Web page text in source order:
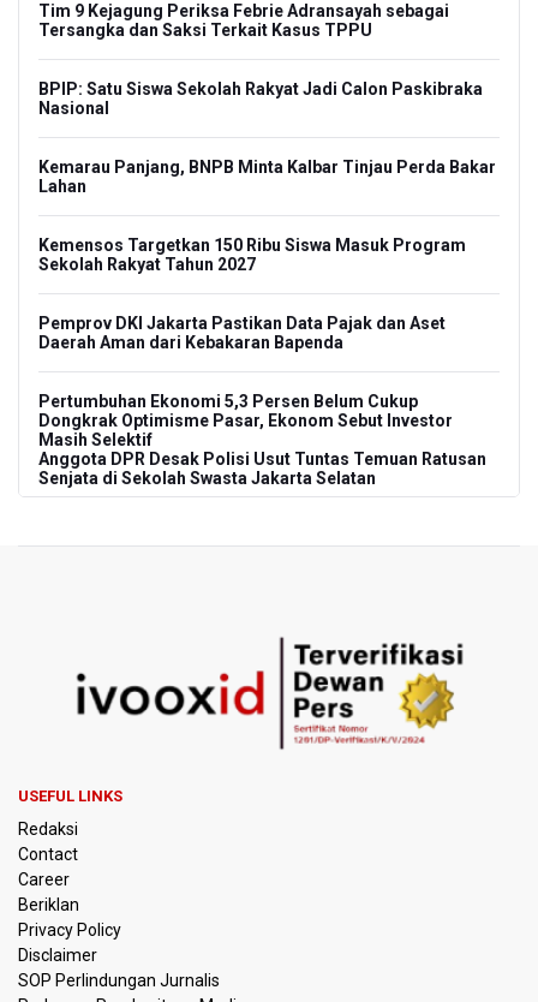
Tim 9 Kejagung Periksa Febrie Adransayah sebagai
Tersangka dan Saksi Terkait Kasus TPPU
BPIP: Satu Siswa Sekolah Rakyat Jadi Calon Paskibraka
Nasional
Kemarau Panjang, BNPB Minta Kalbar Tinjau Perda Bakar
Lahan
Kemensos Targetkan 150 Ribu Siswa Masuk Program
Sekolah Rakyat Tahun 2027
Pemprov DKI Jakarta Pastikan Data Pajak dan Aset
Daerah Aman dari Kebakaran Bapenda
Pertumbuhan Ekonomi 5,3 Persen Belum Cukup
Dongkrak Optimisme Pasar, Ekonom Sebut Investor
Masih Selektif
Anggota DPR Desak Polisi Usut Tuntas Temuan Ratusan
Senjata di Sekolah Swasta Jakarta Selatan
BGN Beri Batas Waktu SPPG Kantongi SLHS Paling
Febrie Adriansyah Dicecar Puluhan Pertanyaan Saat
Diperiksa di Kejagung Sebagai Tersangka
BGN Proses Pemberhentian Tidak Hormat 66 Kepala
Disiplin
SEA V Cup 2026: Timnas Voli Putri Indonesia Menang
Lawan Vietnam 3-2
Kebakaran Landa Gedung Bapenda DKI Jakarta
USEFUL LINKS
Redaksi
Contact
Career
Beriklan
Privacy Policy
Disclaimer
SOP Perlindungan Jurnalis